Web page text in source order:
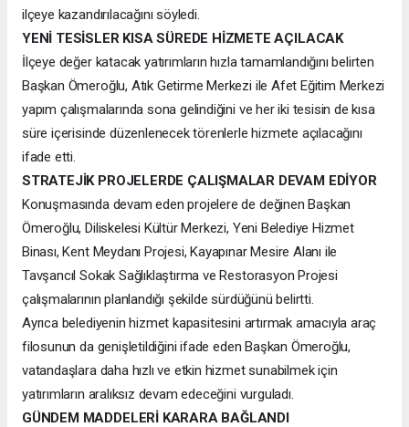
ilçeye kazandırılacağını söyledi.
YENİ TESİSLER KISA SÜREDE HİZMETE AÇILACAK
İlçeye değer katacak yatırımların hızla tamamlandığını belirten
Başkan Ömeroğlu, Atık Getirme Merkezi ile Afet Eğitim Merkezi
yapım çalışmalarında sona gelindiğini ve her iki tesisin de kısa
süre içerisinde düzenlenecek törenlerle hizmete açılacağını
ifade etti.
STRATEJİK PROJELERDE ÇALIŞMALAR DEVAM EDİYOR
Konuşmasında devam eden projelere de değinen Başkan
Ömeroğlu, Diliskelesi Kültür Merkezi, Yeni Belediye Hizmet
Binası, Kent Meydanı Projesi, Kayapınar Mesire Alanı ile
Tavşancıl Sokak Sağlıklaştırma ve Restorasyon Projesi
çalışmalarının planlandığı şekilde sürdüğünü belirtti.
Ayrıca belediyenin hizmet kapasitesini artırmak amacıyla araç
filosunun da genişletildiğini ifade eden Başkan Ömeroğlu,
vatandaşlara daha hızlı ve etkin hizmet sunabilmek için
yatırımların aralıksız devam edeceğini vurguladı.
GÜNDEM MADDELERİ KARARA BAĞLANDI